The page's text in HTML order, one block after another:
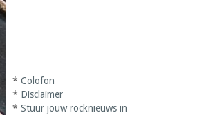
* Colofon
* Disclaimer
* Stuur jouw rocknieuws in